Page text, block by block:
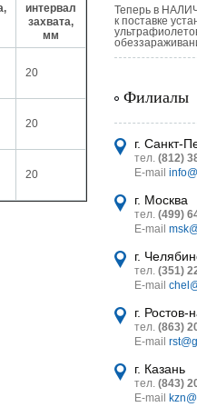
интервал
захвата,
мм
20
20
20
Теперь в
к поставке
Филиалы
г. Санкт-
тел. (812)
E-mail
г. Москва
тел. (499)
E-mail
г.
тел. (351)
E-mail
г. Ростов-
тел. (863)
E-mail
г. Казань
тел. (843)
E-mail